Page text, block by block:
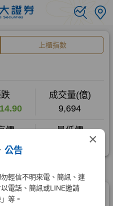
×
公告
輕信不明來電、簡訊、連
電話、簡訊或LINE邀請
等。